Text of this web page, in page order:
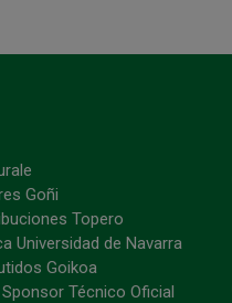
Goñi
Topero
Universidad de Navarra
Goikoa
Técnico Oficial